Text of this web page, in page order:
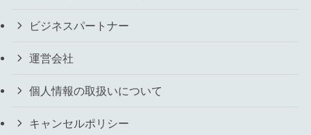
ビジネスパートナー
運営会社
個人情報の取扱いについて
キャンセルポリシー